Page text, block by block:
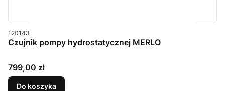
Kod produktu
120143
Czujnik pompy hydrostatycznej MERLO
Cena
799,00 zł
Do koszyka